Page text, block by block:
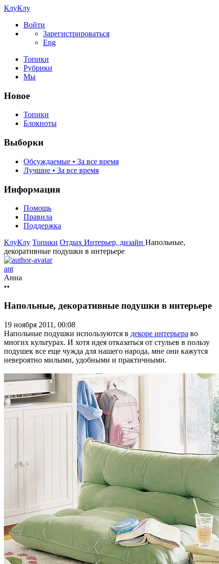
КлуКлу
Войти
Зарегистрироваться
Eng
Топики
Рубрики
Мы
Новое
Топики
Блокноты
Выборки
Обсуждаемые • За все время
Лучшие • За все время
Информация
Помощь
Правила
Поддержка
КлуКлу Топики Отдых Интерьер, дизайн Напольные,
декоративные подушки в интерьере
ant
Анна
••
Напольные, декоративные подушки в интерьере
19 ноября 2011, 00:08
Напольные подушки используются в декоре интерьера во
многих культурах. И хотя идея отказаться от стульев в пользу
подушек все еще чужда для нашего народа, мне они кажутся
невероятно милыми, удобными и практичными.